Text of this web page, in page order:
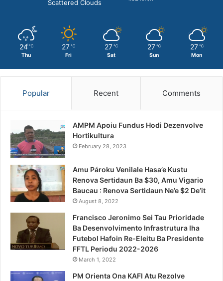
Scattered Clouds
24 ℃
Thu
27 ℃
Fri
27 ℃
Sat
27 ℃
Sun
27 ℃
Mon
Popular Recent Comments
AMPM Apoiu Fundus Hodi Dezenvolve
Hortikultura
February 28, 2023
Amu Pároku Venilale Hasa’e Kustu
Renova Sertidaun Ba $30, Amu Vigario
Baucau : Renova Sertidaun Ne’e $2 De’it
August 8, 2022
Francisco Jeronimo Sei Tau Prioridade
Ba Desenvolvimento Infrastrutura Iha
Futebol Hafoin Re-Eleitu Ba Presidente
FFTL Periodu 2022-2026
March 1, 2022
PM Orienta Ona KAFI Atu Rezolve